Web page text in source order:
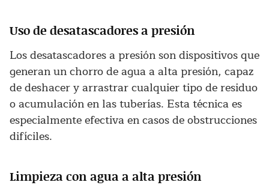
Uso de desatascadores a presión
Los desatascadores a presión son dispositivos que
generan un chorro de agua a alta presión, capaz
de deshacer y arrastrar cualquier tipo de residuo
o acumulación en las tuberías. Esta técnica es
especialmente efectiva en casos de obstrucciones
difíciles.
Limpieza con agua a alta presión